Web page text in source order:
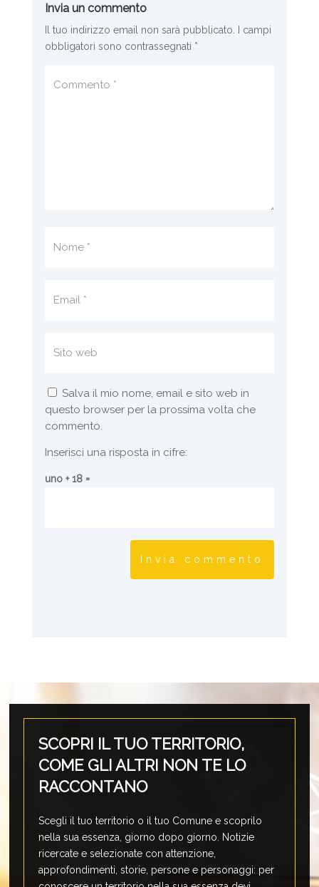
Invia un commento
Il tuo indirizzo email non sarà pubblicato.
I campi
obbligatori sono contrassegnati *
Salva il mio nome, email e sito web in
questo browser per la prossima volta che
commento.
Inserisci una risposta in cifre:
uno + 18 =
Invia commento
SCOPRI IL TUO TERRITORIO,
COME GLI ALTRI NON TE LO
RACCONTANO
Scegli il tuo territorio o il tuo Comune e scoprilo
nella sua essenza, giorno dopo giorno. Notizie
ricercate e selezionate con attenzione,
approfondimenti, storie, persone e personaggi: per